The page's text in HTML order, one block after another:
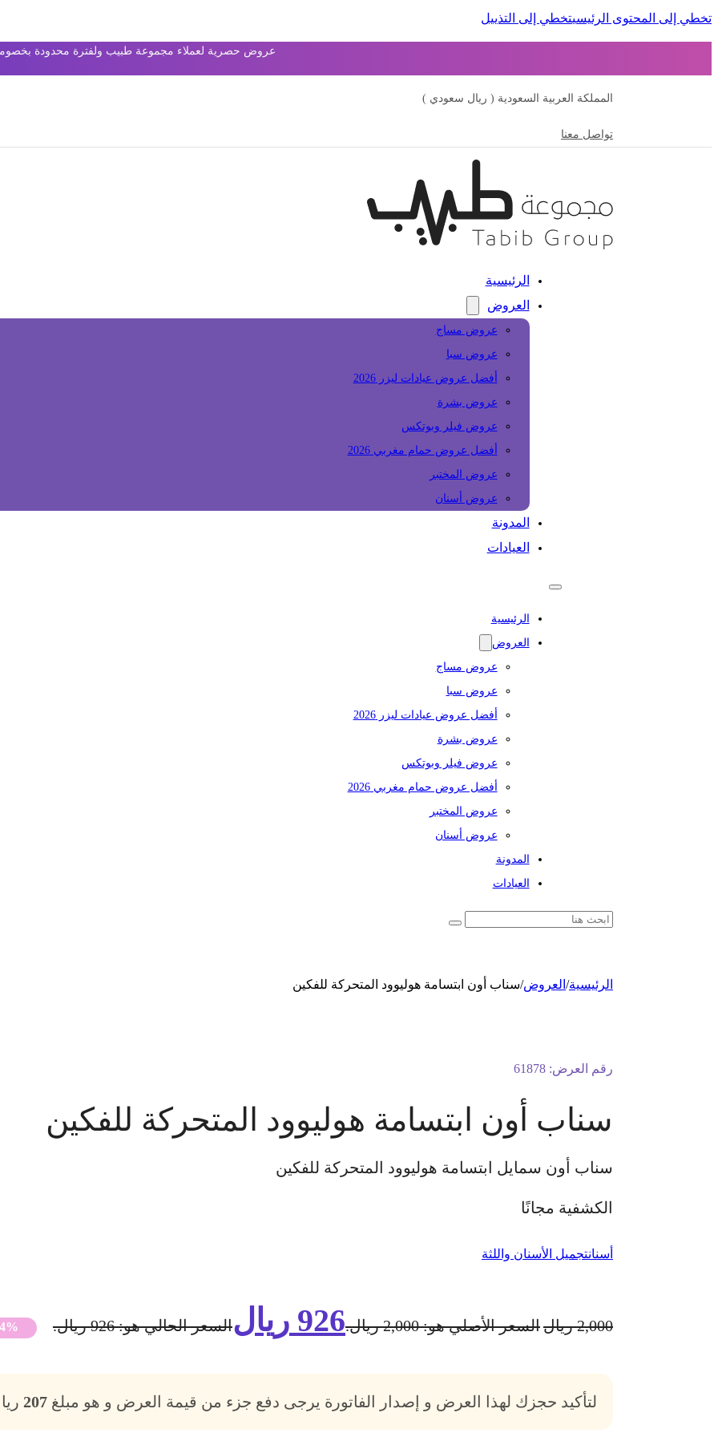
تخطي إلى المحتوى الرئيسيتخطي إلى التذييل
عروض حصرية لعملاء مجموعة طبيب ولفترة محدودة
المملكة العربية السعودية ( ريال سعودي )
تواصل معنا
الرئيسية
العروض
عروض مساج
عروض سبا
أفضل عروض عيادات ليزر 2026
عروض بشرة
عروض فيلر وبوتكس
أفضل عروض حمام مغربي 2026
عروض المختبر
عروض أسنان
المدونة
العيادات
الرئيسية
العروض
عروض مساج
عروض سبا
أفضل عروض عيادات ليزر 2026
عروض بشرة
عروض فيلر وبوتكس
أفضل عروض حمام مغربي 2026
عروض المختبر
عروض أسنان
المدونة
العيادات
الرئيسية/ العروض/سناب أون ابتسامة هوليوود المتحركة للفكين
رقم العرض:61878
سناب أون ابتسامة هوليوود المتحركة للفكين
سناب أون سمايل ابتسامة هوليوود المتحركة للفكين
الكشفية مجانًا
أسنانتجميل الأسنان واللثة
2,000 ريالالسعر الأصلي هو: 2,000 ريال. 926 ريالالسعر الحالي هو: 926 ريال.
لتأكيد حجزك لهذا العرض و إصدار الفاتورة يرجى دفع جزء من قيمة العرض و هو مبلغ207